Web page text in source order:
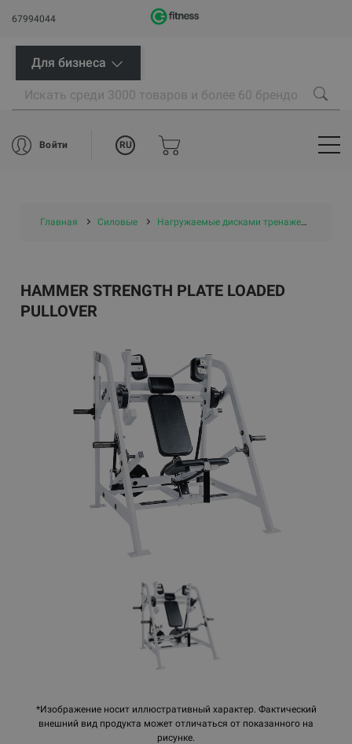
67994044
Для бизнеса
Войти RU
Главная Силовые Нагружаемые дисками тренажеры
*Изображение носит иллюстративный характер. Фактический
внешний вид продукта может отличаться от показанного на
рисунке.
HAMMER STRENGTH PLATE LOADED
PULLOVER